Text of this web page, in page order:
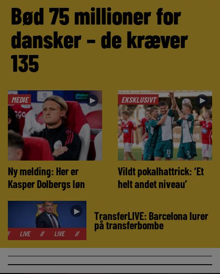
Bød 75 millioner for
dansker – de kræver
135
MEDIE ►
Ny melding: Her er
Kasper Dolbergs løn
EKSKLUSIVT ►
Vildt pokalhattrick: ‘Et
helt andet niveau’
►
LIVE LIVE LIVE
TransferLIVE: Barcelona lurer
på transferbombe